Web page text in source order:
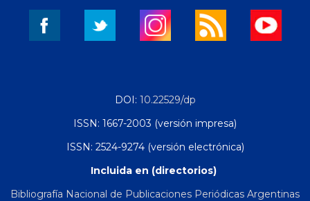
DOI: 10.22529/dp
ISSN: 1667-2003 (versión impresa)
ISSN: 2524-9274 (versión electrónica)
Incluida en (directorios)
Bibliografía Nacional de Publicaciones Periódicas Argentinas